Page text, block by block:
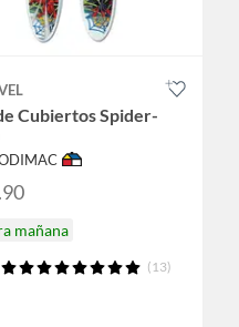
Cubiertos Spider-
mañana
(13)